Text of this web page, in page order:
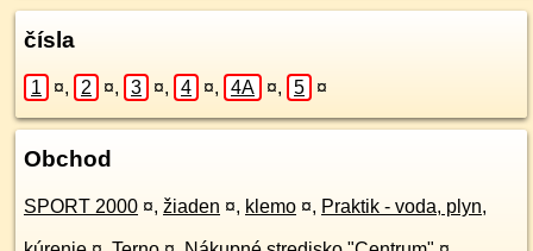
čísla
1 ¤, 2 ¤, 3 ¤, 4 ¤, 4A ¤, 5 ¤
Obchod
SPORT 2000 ¤, žiaden ¤, klemo ¤, Praktik - voda, plyn,